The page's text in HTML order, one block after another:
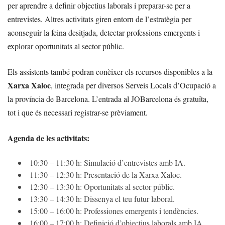
per aprendre a definir objectius laborals i preparar-se per a
entrevistes. Altres activitats giren entorn de l’estratègia per
aconseguir la feina desitjada, detectar professions emergents i
explorar oportunitats al sector públic.
Els assistents també podran conèixer els recursos disponibles a la
Xarxa Xaloc, integrada per diversos Serveis Locals d’Ocupació a
la província de Barcelona. L’entrada al JOBarcelona és gratuïta,
tot i que és necessari registrar-se prèviament.
Agenda de les activitats:
10:30 – 11:30 h: Simulació d’entrevistes amb IA.
11:30 – 12:30 h: Presentació de la Xarxa Xaloc.
12:30 – 13:30 h: Oportunitats al sector públic.
13:30 – 14:30 h: Dissenya el teu futur laboral.
15:00 – 16:00 h: Professiones emergents i tendències.
16:00 – 17:00 h: Definició d’objectius laborals amb IA.